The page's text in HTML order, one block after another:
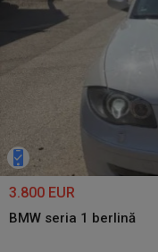
3.800 EUR
BMW seria 1 berlină